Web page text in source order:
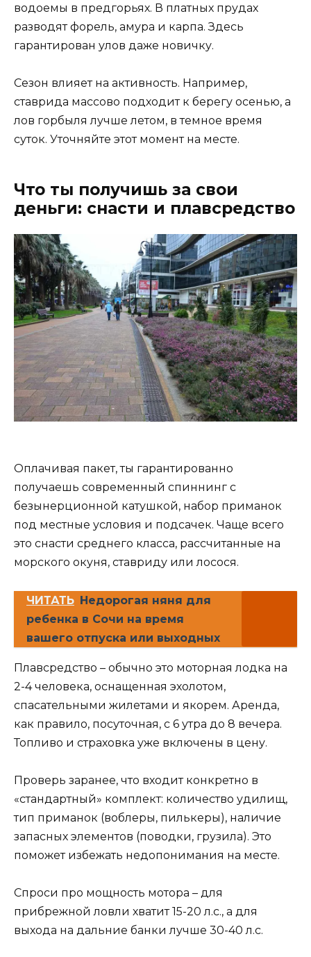
водоемы в предгорьях. В платных прудах
разводят форель, амура и карпа. Здесь
гарантирован улов даже новичку.
Сезон влияет на активность. Например,
ставрида массово подходит к берегу осенью, а
лов горбыля лучше летом, в темное время
суток. Уточняйте этот момент на месте.
Что ты получишь за свои
деньги: снасти и плавсредство
Оплачивая пакет, ты гарантированно
получаешь современный спиннинг с
безынерционной катушкой, набор приманок
под местные условия и подсачек. Чаще всего
это снасти среднего класса, рассчитанные на
морского окуня, ставриду или лосося.
ЧИТАТЬ Недорогая няня для
ребенка в Сочи на время
вашего отпуска или выходных
Плавсредство – обычно это моторная лодка на
2-4 человека, оснащенная эхолотом,
спасательными жилетами и якорем. Аренда,
как правило, посуточная, с 6 утра до 8 вечера.
Топливо и страховка уже включены в цену.
Проверь заранее, что входит конкретно в
«стандартный» комплект: количество удилищ,
тип приманок (воблеры, пилькеры), наличие
запасных элементов (поводки, грузила). Это
поможет избежать недопонимания на месте.
Спроси про мощность мотора – для
прибрежной ловли хватит 15-20 л.с., а для
выхода на дальние банки лучше 30-40 л.с.